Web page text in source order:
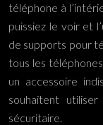
téléphone à
puissiez le voir et
de supports pour
tous les
un accessoire
souhaitent
sécuritaire.